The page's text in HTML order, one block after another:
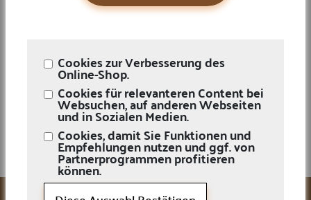
Wir kaufen Münzen aller Art – zuverlässig, diskret und marktgerecht. Wir
bieten faire Preise sowohl beim Kauf als auch beim Verkauf. Darüber
hinaus bieten wir Ihnen auch die Möglichkeit, Ihr Produkt als
Provisionsprodukt via Online-Auktion zu verkaufen.JETZT TERMIN...
Leistungen
Cookies zur Verbesserung des
Online-Shop.
Cookies für relevanteren Content bei
Websuchen, auf anderen Webseiten
und in Sozialen Medien.
Cookies, damit Sie Funktionen und
Empfehlungen nutzen und ggf. von
Partnerprogrammen profitieren
können.